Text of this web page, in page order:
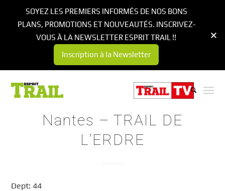
Nantes – TRAIL DE
L’ERDRE
Dept: 44
SOYEZ LES PREMIERS INFORMÉS DE NOS BONS
PLANS, PROMOTIONS ET NOUVEAUTÉS. INSCRIVEZ-
VOUS À LA NEWSLETTER ESPRIT TRAIL !!
Inscription à la Newsletter